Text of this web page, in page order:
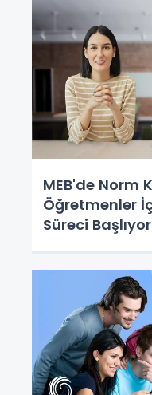
MEB'de Norm
Öğretmenler
Süreci